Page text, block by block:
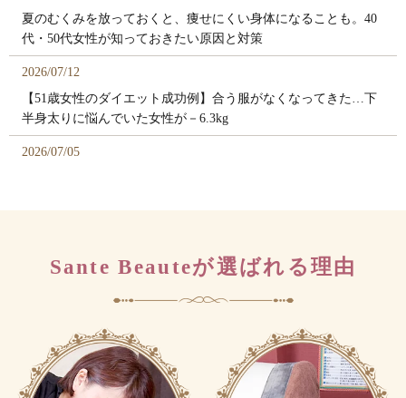
夏のむくみを放っておくと、痩せにくい身体になることも。40
代・50代女性が知っておきたい原因と対策
2026/07/12
【51歳女性のダイエット成功例】合う服がなくなってきた…下
半身太りに悩んでいた女性が－6.3kg
2026/07/05
【7月1日デビュー】新人エステティシャン「はるちゃん」デビ
ューキャンペーン先行予約スタート！
Sante Beauteが選ばれる理由